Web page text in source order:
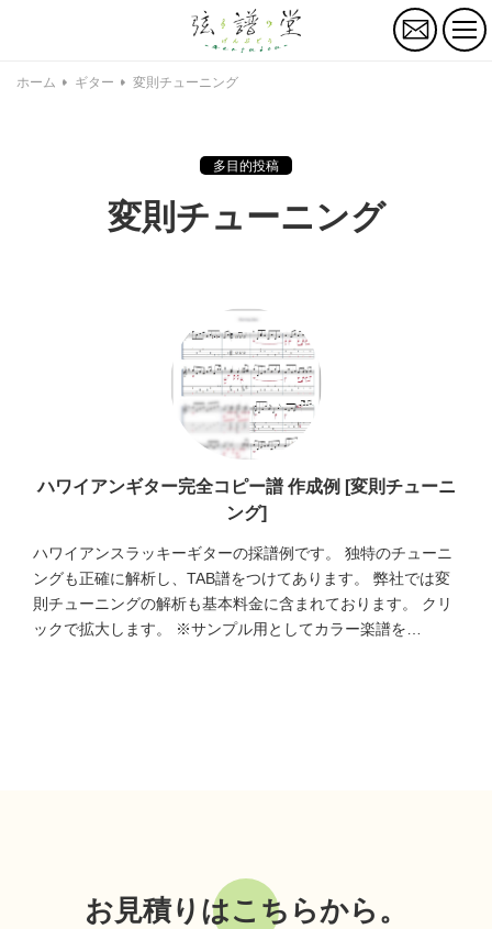
お
問
ホーム ギター 変則チューニング
多目的投稿
変則チューニング
ハワイアンギター完全コピー譜 作成例 [変則チューニ
ング]
ハワイアンスラッキーギターの採譜例です。 独特のチューニ
ングも正確に解析し、TAB譜をつけてあります。 弊社では変
則チューニングの解析も基本料金に含まれております。 クリ
ックで拡大します。 ※サンプル用としてカラー楽譜を…
お見積りはこちらから。